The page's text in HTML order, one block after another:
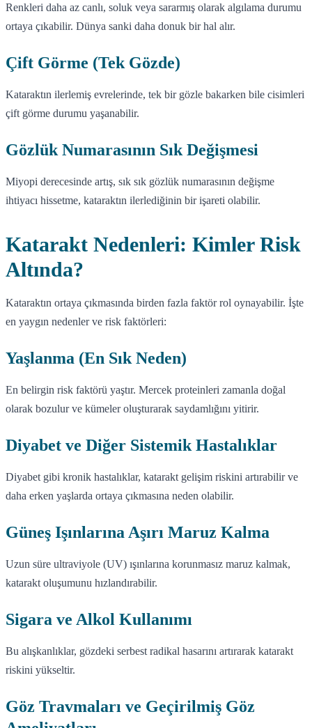
Renkleri daha az canlı, soluk veya sararmış olarak algılama durumu
ortaya çıkabilir. Dünya sanki daha donuk bir hal alır.
Çift Görme (Tek Gözde)
Kataraktın ilerlemiş evrelerinde, tek bir gözle bakarken bile cisimleri
çift görme durumu yaşanabilir.
Gözlük Numarasının Sık Değişmesi
Miyopi derecesinde artış, sık sık gözlük numarasının değişme
ihtiyacı hissetme, kataraktın ilerlediğinin bir işareti olabilir.
Katarakt Nedenleri: Kimler Risk
Altında?
Kataraktın ortaya çıkmasında birden fazla faktör rol oynayabilir. İşte
en yaygın nedenler ve risk faktörleri:
Yaşlanma (En Sık Neden)
En belirgin risk faktörü yaştır. Mercek proteinleri zamanla doğal
olarak bozulur ve kümeler oluşturarak saydamlığını yitirir.
Diyabet ve Diğer Sistemik Hastalıklar
Diyabet gibi kronik hastalıklar, katarakt gelişim riskini artırabilir ve
daha erken yaşlarda ortaya çıkmasına neden olabilir.
Güneş Işınlarına Aşırı Maruz Kalma
Uzun süre ultraviyole (UV) ışınlarına korunmasız maruz kalmak,
katarakt oluşumunu hızlandırabilir.
Sigara ve Alkol Kullanımı
Bu alışkanlıklar, gözdeki serbest radikal hasarını artırarak katarakt
riskini yükseltir.
Göz Travmaları ve Geçirilmiş Göz